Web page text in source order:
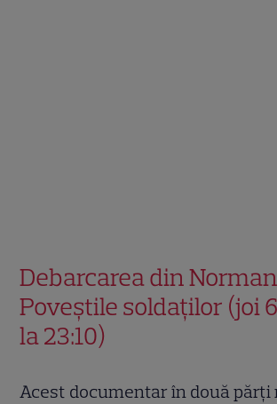
Debarcarea din
Poveștile soldaților (joi
la 23:10)
Acest documentar în două părți